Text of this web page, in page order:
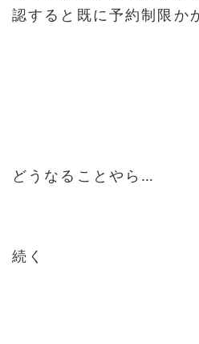
認すると既に予約制限か
どうなることやら…
続く